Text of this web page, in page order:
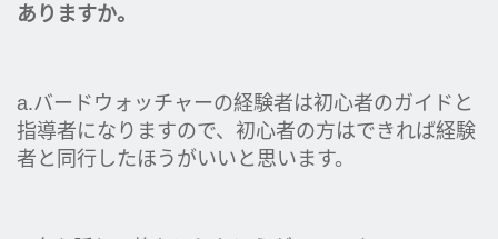
ありますか。
a.バードウォッチャーの経験者は初心者のガイドと
指導者になりますので、初心者の方はできれば経験
者と同行したほうがいいと思います。